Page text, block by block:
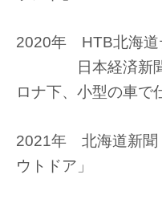
2020年 HTB北海道
日本経済新聞
ロナ下、小型の車で
2021年 北海道新聞
ウトドア」